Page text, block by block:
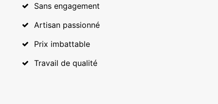
Sans engagement
Artisan passionné
Prix imbattable
Travail de qualité